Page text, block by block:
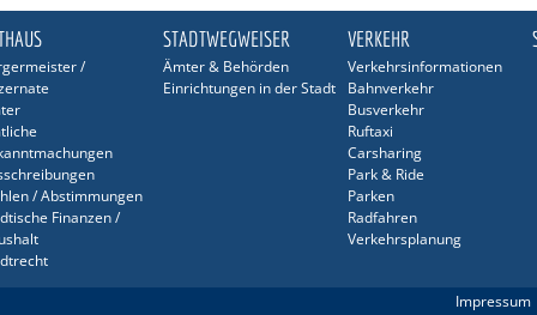
/
/ Abstimmungen
Finanzen /
STADTWEGWEISER
Ämter & Behörden
Einrichtungen in der Stadt
VERKEHR
Verkehrsinformationen
Bahnverkehr
Busverkehr
Ruftaxi
Carsharing
Park & Ride
Parken
Radfahren
Verkehrsplanung
Impressum